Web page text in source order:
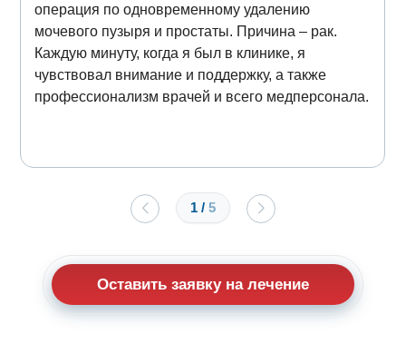
операция по одновременному удалению
мочевого пузыря и простаты. Причина – рак.
Каждую минуту, когда я был в клинике, я
чувствовал внимание и поддержку, а также
профессионализм врачей и всего медперсонала.
1 / 5
Оставить заявку на лечение